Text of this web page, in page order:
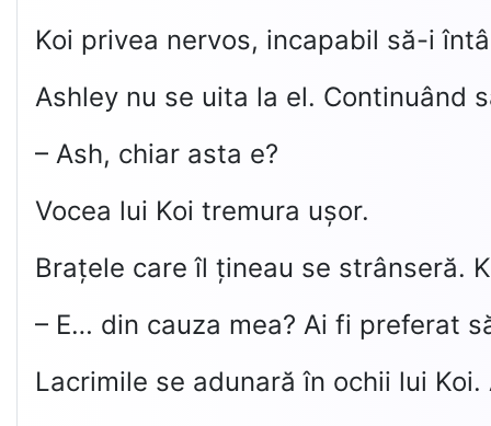
Koi privea nervos, incapabil să-i
Ashley nu se uita la el. Continuând
– Ash, chiar asta e?
Vocea lui Koi tremura ușor.
Brațele care îl țineau se strânseră.
– E… din cauza mea? Ai fi preferat
Lacrimile se adunară în ochii lui